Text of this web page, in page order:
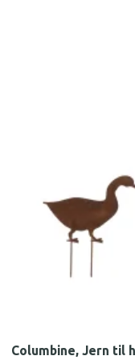
Columbine, Jern til